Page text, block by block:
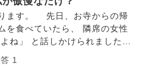
なかった」と反省しだしまし
ったな」と。そう思ってたのか
子。私は母からお金について厳
1で話すのは、姪に遮られて難
から、返した方が良いよ」と再
れます。とてもありがたいで
と怒られますが 彼自身も疲れ
いときがあったり、私自身が自
現をしてきます。話してはみた
ます。 先日、お寺からの帰
を食べていたら、 隣席の女性
ね」 と話しかけられました。4
ます。 会話が弾んでいたとこ
きそうだから、会話はここま
1